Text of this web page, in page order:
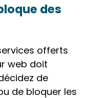
des
offerts
web doit
de
de bloquer les